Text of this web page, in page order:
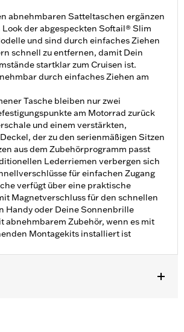
abnehmbaren Satteltaschen ergänzen
der abgespeckten Softail® Slim
und sind durch einfaches Ziehen
schnell zu entfernen, damit Dein
startklar zum Cruisen ist.
durch einfaches Ziehen am
Tasche bleiben nur zwei
am Motorrad zurück
und einem verstärkten,
der zu den serienmäßigen Sitzen
aus dem Zubehörprogramm passt
Lederriemen verbergen sich
für einfachen Zugang
verfügt über eine praktische
Magnetverschluss für den schnellen
Handy oder Deine Sonnenbrille
abnehmbarem Zubehör, wenn es mit
Montagekits installiert ist